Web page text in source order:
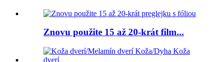
Znovu použite 15 až 20-krát film...